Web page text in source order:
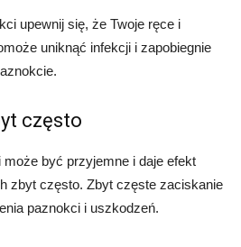
upewnij się, że Twoje ręce i
uniknąć infekcji i zapobiegnie
często
być przyjemne i daje efekt
zbyt często. Zbyt częste zaciskanie
paznokci i uszkodzeń.